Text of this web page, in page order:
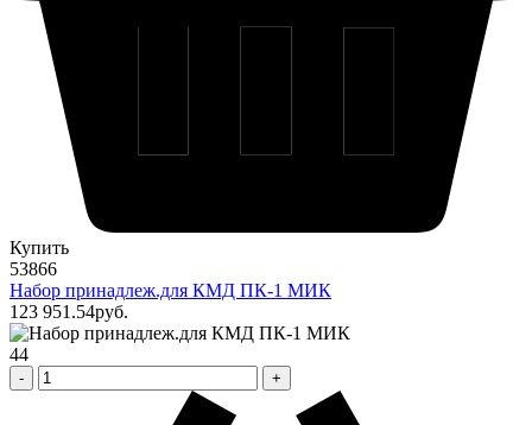
Купить
53866
Набор принадлеж.для КМД ПК-1 МИК
123 951.54pуб.
44